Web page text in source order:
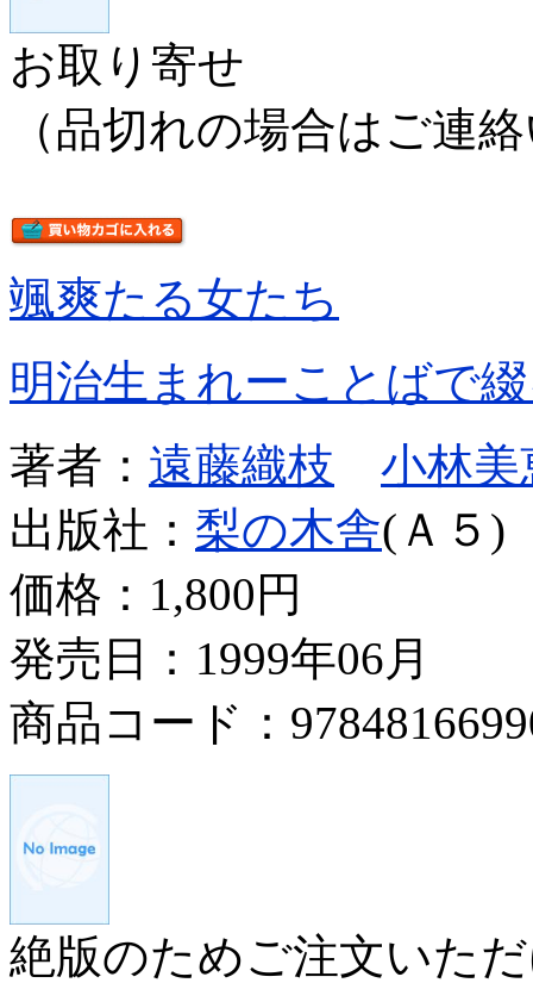
お取り寄せ
（品切れの場合はご連
颯爽たる女たち
明治生まれーことばで
著者： 遠藤織枝
小林美
出版社： 梨の木舎(Ａ５)
価格： 1,800円
発売日：1999年06月
商品コード：
絶版のためご注文いた